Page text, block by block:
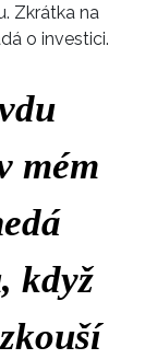
Zkrátka na
o investici.
mém
když